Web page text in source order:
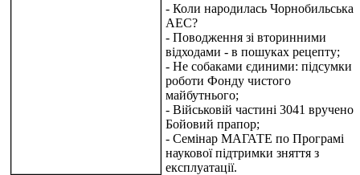
- Коли народилась Чорнобильська
АЕС?
- Поводження зі вторинними
відходами - в пошуках рецепту;
- Не собаками єдиними: підсумки
роботи Фонду чистого
майбутнього;
- Військовій частині 3041 вручено
Бойовий прапор;
- Семінар МАГАТЕ по Програмі
наукової підтримки зняття з
експлуатації.